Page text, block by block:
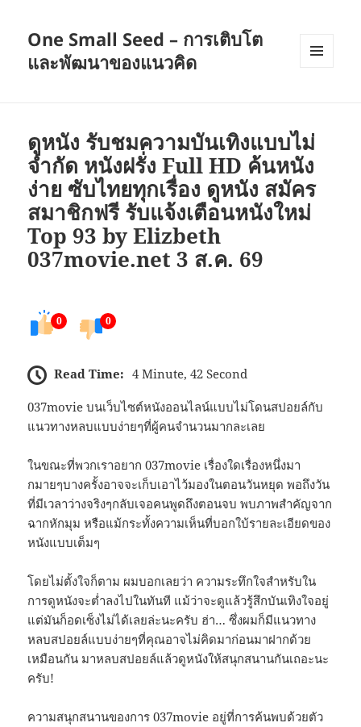
One Small Seed – การเติบโต
และพัฒนาของแนวคิด
ดูหนัง รับชมความบันเทิงแบบไม่
จำกัด หนังฝรั่ง Full HD ค้นหนัง
ง่าย ซับไทยทุกเรื่อง ดูหนัง สมัคร
สมาชิกฟรี รับแจ้งเตือนหนังใหม่
Top 93 by Elizbeth
037movie.net 3 ส.ค. 69
0 0
Read Time: 4 Minute, 42 Second
037movie บนเว็บไซต์หนังออนไลน์แบบไม่โดนสปอยล์กับ
แนวทางหลบแบบง่ายๆที่ผู้คนจำนวนมากละเลย
ในขณะที่พวกเราอยาก 037movie เรื่องใดเรื่องหนึ่งมา
กมายๆบางครั้งอาจจะเก็บเอาไว้มองในตอนวันหยุด พอถึงวัน
ที่มีเวลาว่างจริงๆกลับเจอคนพูดถึงตอนจบ พบภาพสำคัญจาก
ฉากหักมุม หรือแม้กระทั้งความเห็นที่บอกใบ้รายละเอียดของ
หนังแบบเต็มๆ
โดยไม่ตั้งใจก็ตาม ผมบอกเลยว่า ความระทึกใจสำหรับใน
การดูหนังจะต่ำลงไปในทันที แม้ว่าจะดูแล้วรู้สึกบันเทิงใจอยู่
แต่มันก็อดเซ็งไม่ได้เลยล่ะนะครับ ฮ่า… ซึ่งผมก็มีแนวทาง
หลบสปอยล์แบบง่ายๆที่คุณอาจไม่คิดมาก่อนมาฝากด้วย
เหมือนกัน มาหลบสปอยล์แล้วดูหนังให้สนุกสนานกันเถอะนะ
ครับ!
ความสนุกสนานของการ 037movie อยู่ที่การค้นพบด้วยตัว